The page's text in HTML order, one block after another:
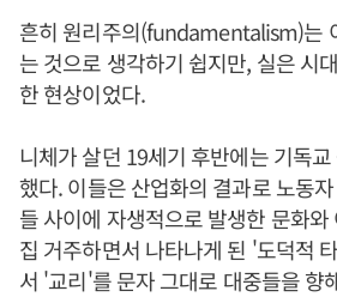
흔히 원리주의(fundamentalism)는
는 것으로 생각하기 쉽지만, 실은 시
한 현상이었다.
니체가 살던 19세기 후반에는 기독
했다. 이들은 산업화의 결과로 노동
들 사이에 자생적으로 발생한 문화와
집 거주하면서 나타나게 된 '도덕적
서 '교리'를 문자 그대로 대중들을 향